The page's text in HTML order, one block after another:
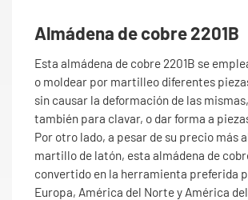
Almádena de cobre 2201B
Esta almádena de cobre 2201B se
o moldear por martilleo diferentes
sin causar la deformación de las
también para clavar, o dar forma a
Por otro lado, a pesar de su precio más
martillo de latón, esta almádena de
convertido en la herramienta preferida
Europa, América del Norte y América